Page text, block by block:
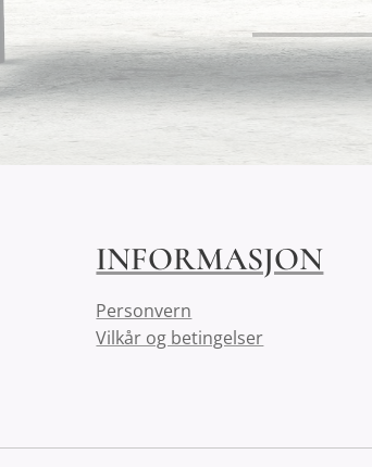
INFORMASJON
Personvern
Vilkår og betingelser